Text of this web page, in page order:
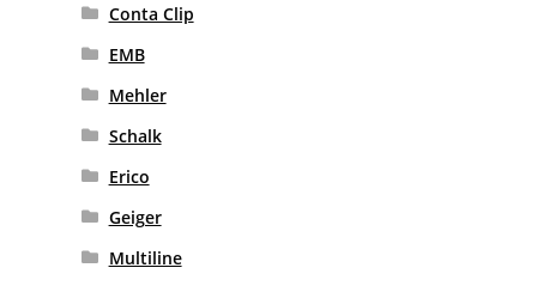
Conta Clip
EMB
Mehler
Schalk
Erico
Geiger
Multiline